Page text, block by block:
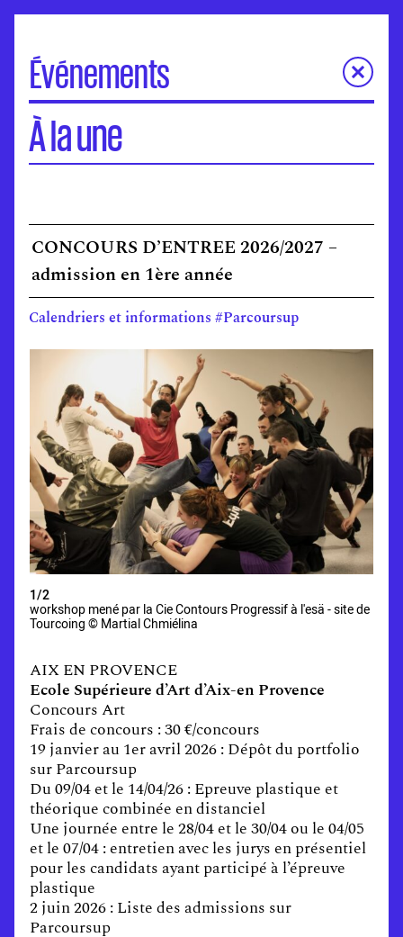
Événements
À la une
Portes Ouvertes
Visite virtuelle des écoles
Assises nationales
EuroFabrique
Événements
Accompagnement des établissements
À la une
CONCOURS D’ENTREE 2026/2027 –
admission en 1ère année
Calendriers et informations #Parcoursup
1/2
workshop mené par la Cie Contours Progressif à l'esä - site de
Tourcoing © Martial Chmiélina
AIX EN PROVENCE
Ecole Supérieure d’Art d’Aix-en Provence
Concours Art
Frais de concours : 30 €/concours
19 janvier au 1er avril 2026 : Dépôt du portfolio
sur Parcoursup
Du 09/04 et le 14/04/26 : Epreuve plastique et
théorique combinée en distanciel
Une journée entre le 28/04 et le 30/04 ou le 04/05
et le 07/04 : entretien avec les jurys en présentiel
pour les candidats ayant participé à l’épreuve
plastique
2 juin 2026 : Liste des admissions sur
Parcoursup